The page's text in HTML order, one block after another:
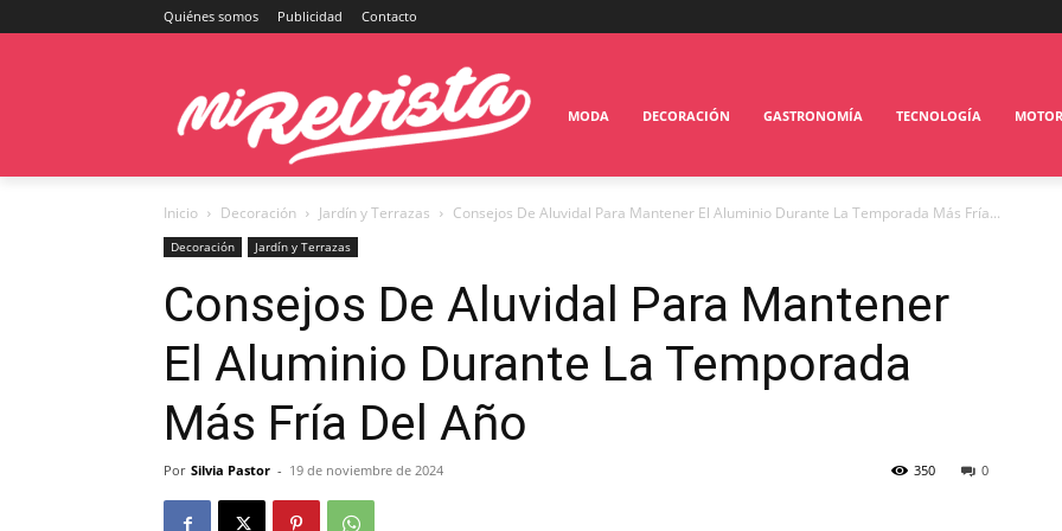
Quiénes somos Publicidad Contacto
MODA DECORACIÓN GASTRONOMÍA TECNOLOGÍA MOTOR
Inicio Decoración Jardín y Terrazas Consejos De Aluvidal Para Mantener El Aluminio Durante La Temporada Más Fría...
Decoración Jardín y Terrazas
Consejos De Aluvidal Para Mantener
El Aluminio Durante La Temporada
Más Fría Del Año
Por Silvia Pastor - 19 de noviembre de 2024 0
350